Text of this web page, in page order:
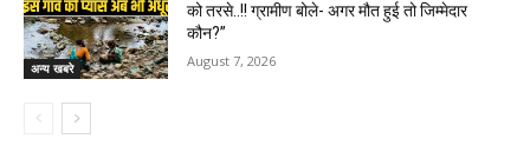
अन्य खबरे
को तरसे..!! ग्रामीण बोले- अगर मौत हुई तो जिम्मेदार
कौन?”
August 7, 2026